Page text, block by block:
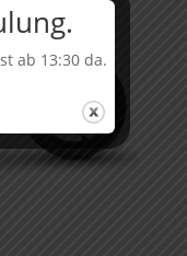
ab 13:30 da.